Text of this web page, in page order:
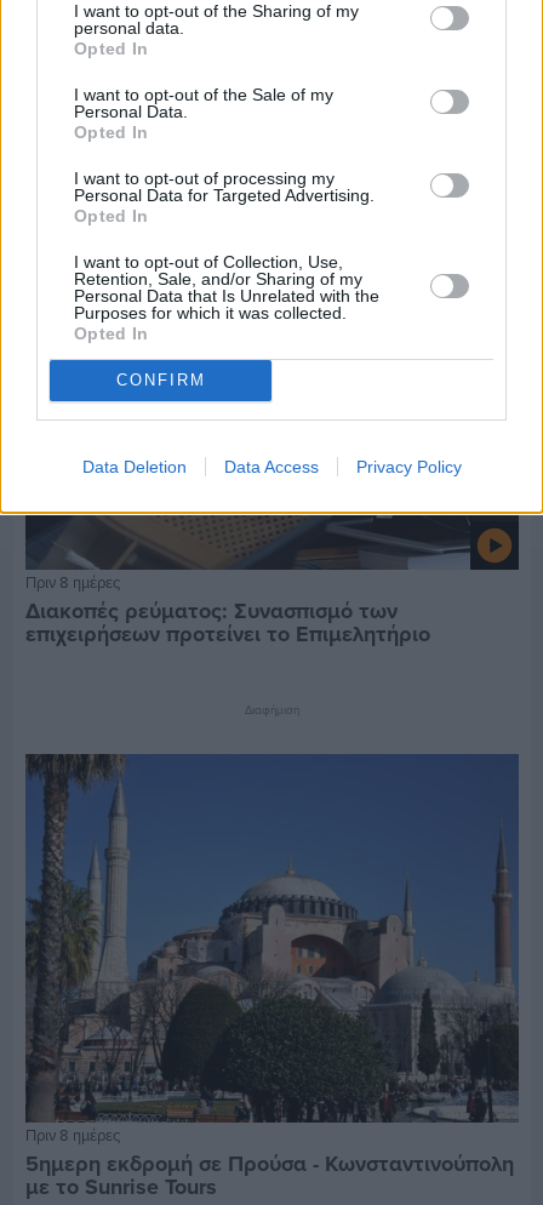
I want to opt-out of the Sharing of my
personal data.
Opted In
I want to opt-out of the Sale of my
Personal Data.
Opted In
I want to opt-out of processing my
Personal Data for Targeted Advertising.
Opted In
I want to opt-out of Collection, Use,
Retention, Sale, and/or Sharing of my
Personal Data that Is Unrelated with the
Purposes for which it was collected.
Opted In
CONFIRM
Data Deletion Data Access Privacy Policy
Πριν 8 ημέρες
Εργασίες ασφαλτόστρωσης σε τρεις οδούς του
Πριν 8 ημέρες
Διακοπές ρεύματος: Συνασπισμό των
επιχειρήσεων προτείνει το Επιμελητήριο
Διαφήμιση
Πριν 8 ημέρες
5ημερη εκδρομή σε Προύσα - Κωνσταντινούπολη
με το Sunrise Tours